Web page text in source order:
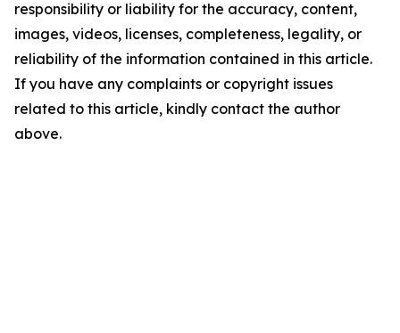
responsibility or liability for the accuracy, content,
images, videos, licenses, completeness, legality, or
reliability of the information contained in this article.
If you have any complaints or copyright issues
related to this article, kindly contact the author
above.